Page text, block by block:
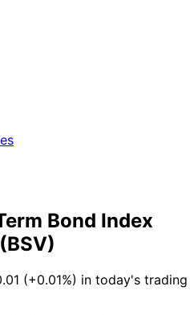
Bond Index
(BSV)
(+0.01%) in today's trading